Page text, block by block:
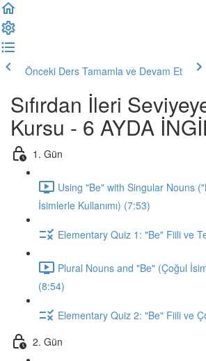
Önceki Ders Tamamla ve Devam Et
Sıfırdan İleri
Kursu - 6 AYDA
1. Gün
Using "Be" with Singular Nouns
İsimlerle Kullanımı) (7:53)
Elementary Quiz 1: "Be" Fiili ve
Plural Nouns and "Be" (Çoğul
(8:54)
Elementary Quiz 2: "Be" Fiili ve
2. Gün